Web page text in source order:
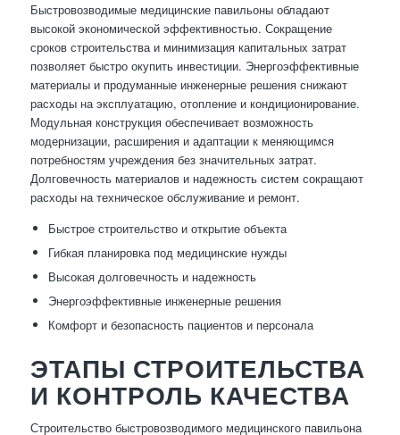
Быстровозводимые медицинские павильоны обладают
высокой экономической эффективностью. Сокращение
сроков строительства и минимизация капитальных затрат
позволяет быстро окупить инвестиции. Энергоэффективные
материалы и продуманные инженерные решения снижают
расходы на эксплуатацию, отопление и кондиционирование.
Модульная конструкция обеспечивает возможность
модернизации, расширения и адаптации к меняющимся
потребностям учреждения без значительных затрат.
Долговечность материалов и надежность систем сокращают
расходы на техническое обслуживание и ремонт.
Быстрое строительство и открытие объекта
Гибкая планировка под медицинские нужды
Высокая долговечность и надежность
Энергоэффективные инженерные решения
Комфорт и безопасность пациентов и персонала
ЭТАПЫ СТРОИТЕЛЬСТВА
И КОНТРОЛЬ КАЧЕСТВА
Строительство быстровозводимого медицинского павильона